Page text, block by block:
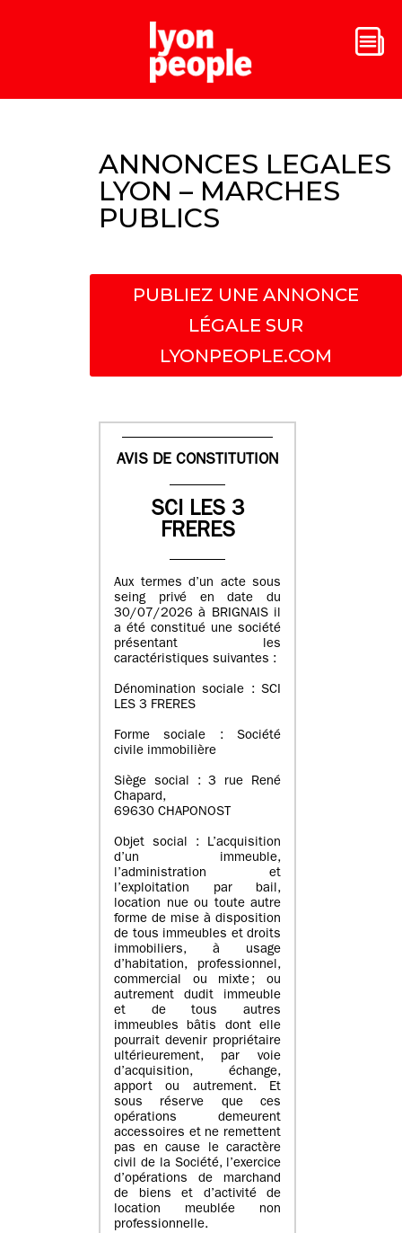
ANNONCES LEGALES
LYON – MARCHES
PUBLICS
PUBLIEZ UNE ANNONCE
LÉGALE SUR
LYONPEOPLE.COM
AVIS DE CONSTITUTION
SCI LES 3
FRERES
Aux termes d’un acte sous
seing privé en date du
30/07/2026 à BRIGNAIS il
a été constitué une société
présentant les
caractéristiques suivantes :
Dénomination sociale : SCI
LES 3 FRERES
Forme sociale : Société
civile immobilière
Siège social : 3 rue René
Chapard,
69630 CHAPONOST
Objet social : L’acquisition
d’un immeuble,
l’administration et
l’exploitation par bail,
location nue ou toute autre
forme de mise à disposition
de tous immeubles et droits
immobiliers, à usage
d’habitation, professionnel,
commercial ou mixte ; ou
autrement dudit immeuble
et de tous autres
immeubles bâtis dont elle
pourrait devenir propriétaire
ultérieurement, par voie
d’acquisition, échange,
apport ou autrement. Et
sous réserve que ces
opérations demeurent
accessoires et ne remettent
pas en cause le caractère
civil de la Société, l’exercice
d’opérations de marchand
de biens et d’activité de
location meublée non
professionnelle.